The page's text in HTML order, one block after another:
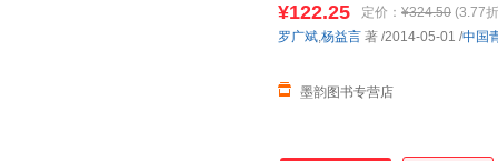
到华蓥山根据地送药品。当她
的丈夫、华蓥山纵队政委彭松
¥122.25 定价： ¥324.50 (3.77
墨韵图书专营店
罗广斌,杨益言 著 /2014-05-01 /中国